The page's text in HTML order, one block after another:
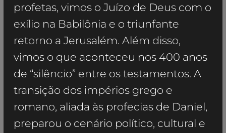
profetas, vimos o Juízo de Deus com o
exílio na Babilônia e o triunfante
retorno a Jerusalém. Além disso,
vimos o que aconteceu nos 400 anos
de “silêncio” entre os testamentos. A
transição dos impérios grego e
romano, aliada às profecias de Daniel,
preparou o cenário político, cultural e